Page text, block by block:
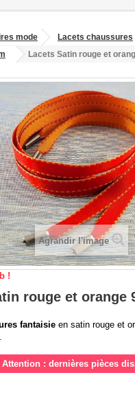
mode
Lacets chaussures
Lacets Satin rouge et
Agrandir l'image
!
rouge et orange
fantaisie en satin rouge et
Attention : dernières pièces